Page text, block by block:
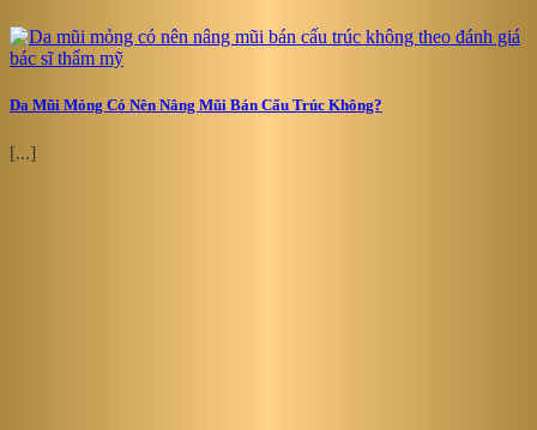
Da Mũi Mỏng Có Nên Nâng Mũi Bán Cấu Trúc Không?
[...]